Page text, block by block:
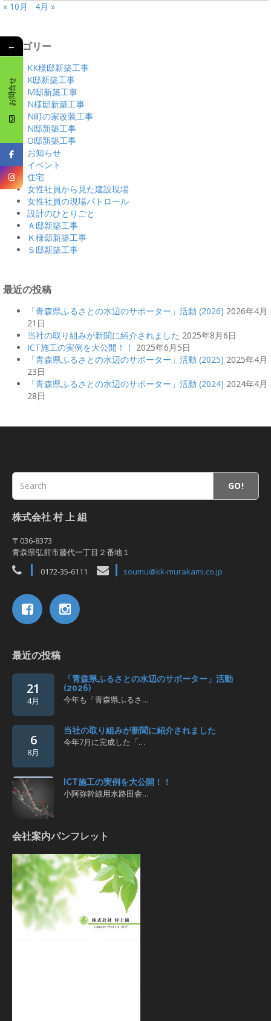
« 10月
4月 »
カテゴリー
KK様邸新築工事
K邸新築工事
M邸新築工事
N様邸新築工事
N町の家改装工事
N邸新築工事
O邸新築工事
お知らせ
イベント
住宅
女性社員から見た建設現場
女性社員の現場パトロール
設計のひとりごと
Ａ邸新築工事
Ｋ様邸新築工事
Ｓ邸新築工事
最近の投稿
「青森県ふるさとの水辺のサポーター」活動 (2026) 2026年4月
21日
当社の取り組みが新聞に紹介されました 2025年8月6日
ICT施工の実例を大公開！！ 2025年6月5日
「青森県ふるさとの水辺のサポーター」活動 (2025) 2025年4月
23日
「青森県ふるさとの水辺のサポーター」活動 (2024) 2024年4月
28日
GO!
株式会社 村 上 組
〒036-8373
青森県弘前市藤代一丁目２番地１
0172-35-6111
soumu@kk-murakami.co.jp
最近の投稿
21
4月
「青森県ふるさとの水辺のサポーター」活動
(2026)
今年も「青森県ふるさ…
6
8月
当社の取り組みが新聞に紹介されました
今年7月に完成した「…
ICT施工の実例を大公開！！
小阿弥幹線用水路田舎…
会社案内パンフレット
←
お問合せ